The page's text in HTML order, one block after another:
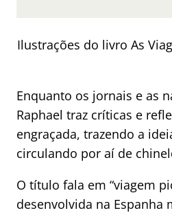
Ilustrações do livro As
Enquanto os jornais e as
Raphael traz críticas e
engraçada, trazendo a
circulando por aí de
O título fala em “viagem
desenvolvida na